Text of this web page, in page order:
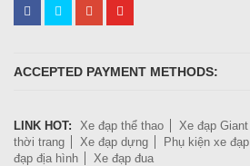
ACCEPTED PAYMENT METHODS:
LINK HOT: Xe đạp thể thao Xe đạp Giant
thời trang
Xe đạp dựng Phụ kiện xe đạp
đạp địa hình
Xe đạp đua